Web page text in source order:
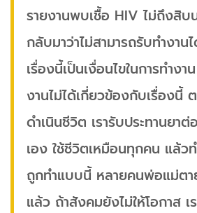
รายงานพบเชื้อ HIV ไม่ถึงสิ
กลับมาว่าไม่สามารถรับทำงาน
เรื่องนี้เป็นเงื่อนไขในการทำง
งานไม่ได้เกี่ยวข้องกับเรื่องนี้
ดำเนินชีวิต เรารับประทานยา
เอง ใช้ชีวิตเหมือนทุกคน แล้ว
ถูกทำแบบนี้ หลายคนพ่อแม่ตา
แล้ว ถ้าสังคมยังไม่ให้โอกาส เ